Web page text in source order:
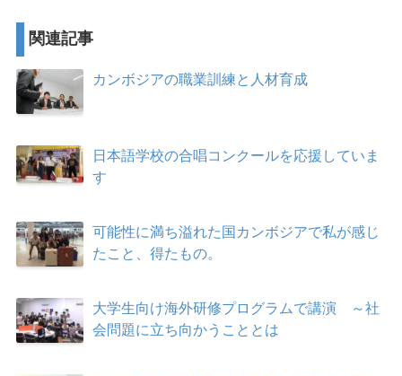
関連記事
カンボジアの職業訓練と人材育成
日本語学校の合唱コンクールを応援していま
す
可能性に満ち溢れた国カンボジアで私が感じ
たこと、得たもの。
大学生向け海外研修プログラムで講演 ～社
会問題に立ち向かうこととは